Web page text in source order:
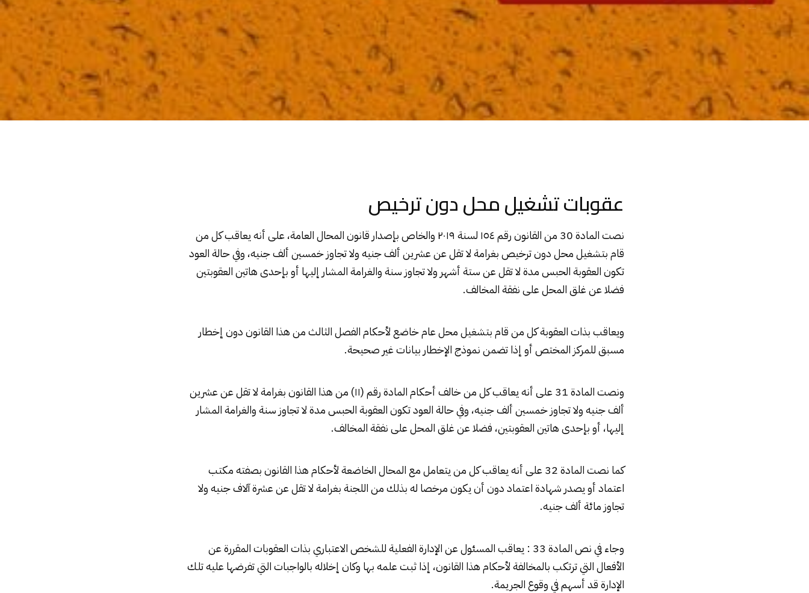
عقوبات تشغيل محل دون ترخيص
نصت المادة 30 من القانون رقم ١٥٤ لسنة ٢٠١٩ والخاص بإصدار قانون المحال العامة، على أنه يعاقب كل من
قام بتشغيلمحلدون ترخيص بغرامة لا تقل عن عشرين ألف جنيه ولا تجاوز خمسين ألف جنيه، وفي حالة العود
تكون العقوبة الحبس مدة لا تقل عن ستة أشهر ولا تجاوز سنة والغرامة المشار إليها أو بإحدى هاتين العقوبتين
فضلا عن غلق المحل على نفقة المخالف.
ويعاقب بذات العقوبة كل من قام بتشغيل محل عام خاضع لأحكام الفصل الثالث من هذا القانون دون إخطار
مسبق للمركز المختص أو إذا تضمن نموذج الإخطار بيانات غير صحيحة.
ونصت المادة 31 على أنه يعاقب كل من خالف أحكام المادة رقم (١١) من هذا القانون بغرامة لا تقل عن عشرين
ألف جنيه ولا تجاوز خمسين ألف جنيه، وفي حالة العود تكون العقوبة الحبس مدة لا تجاوز سنة والغرامة المشار
إليها، أو بإحدى هاتين العقوبتين، فضلا عن غلق المحل على نفقة المخالف.
كما نصت المادة 32 على أنه يعاقب كل من يتعامل مع المحال الخاضعة لأحكام هذا القانون بصفته مكتب
اعتماد أو يصدر شهادة اعتماد دون أن يكون مرخصا له بذلك من اللجنة بغرامة لا تقل عن عشرة آلاف جنيه ولا
تجاوز مائة ألف جنيه.
وجاء في نص المادة 33 : يعاقب المسئول عن الإدارة الفعلية للشخص الاعتباري بذات العقوبات المقررة عن
الأفعال التي ترتكب بالمخالفة لأحكام هذا القانون، إذا ثبت علمه بها وكان إخلاله بالواجبات التي تفرضها عليه تلك
الإدارة قد أسهم في وقوع الجريمة.